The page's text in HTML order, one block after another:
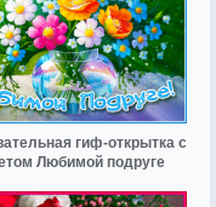
гиф-открытка с
Любимой подруге